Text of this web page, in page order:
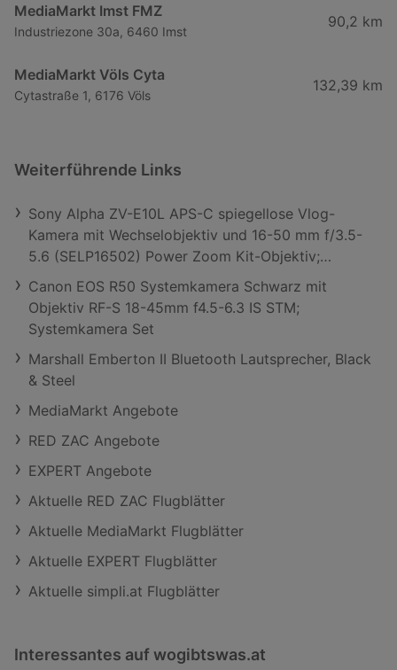
MediaMarkt Imst FMZ
Industriezone 30a, 6460 Imst
90,2 km
MediaMarkt Völs Cyta
Cytastraße 1, 6176 Völs
132,39 km
Weiterführende Links
Sony Alpha ZV-E10L APS-C spiegellose Vlog-
Kamera mit Wechselobjektiv und 16-50 mm f/3.5-
5.6 (SELP16502) Power Zoom Kit-Objektiv;
Systemkamera
Canon EOS R50 Systemkamera Schwarz mit
Objektiv RF-S 18-45mm f4.5-6.3 IS STM;
Systemkamera Set
Marshall Emberton II Bluetooth Lautsprecher, Black
& Steel
MediaMarkt Angebote
RED ZAC Angebote
EXPERT Angebote
Aktuelle RED ZAC Flugblätter
Aktuelle MediaMarkt Flugblätter
Aktuelle EXPERT Flugblätter
Aktuelle simpli.at Flugblätter
Interessantes auf wogibtswas.at